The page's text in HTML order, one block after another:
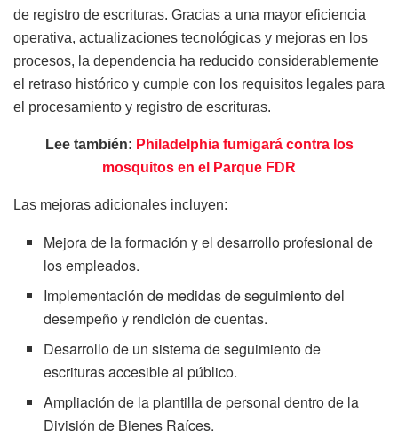
de registro de escrituras. Gracias a una mayor eficiencia
operativa, actualizaciones tecnológicas y mejoras en los
procesos, la dependencia ha reducido considerablemente
el retraso histórico y cumple con los requisitos legales para
el procesamiento y registro de escrituras.
Lee también: Philadelphia fumigará contra los
mosquitos en el Parque FDR
Las mejoras adicionales incluyen:
Mejora de la formación y el desarrollo profesional de
los empleados.
Implementación de medidas de seguimiento del
desempeño y rendición de cuentas.
Desarrollo de un sistema de seguimiento de
escrituras accesible al público.
Ampliación de la plantilla de personal dentro de la
División de Bienes Raíces.